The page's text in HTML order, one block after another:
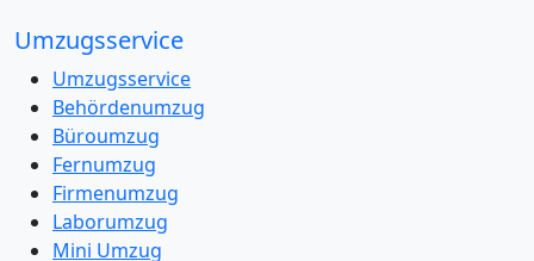
Umzugsservice
Umzugsservice
Behördenumzug
Büroumzug
Fernumzug
Firmenumzug
Laborumzug
Mini Umzug